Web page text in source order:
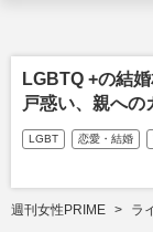
LGBTQ +の結
戸惑い、親へ
LGBT 恋愛・結婚
週刊女性PRIME ラ